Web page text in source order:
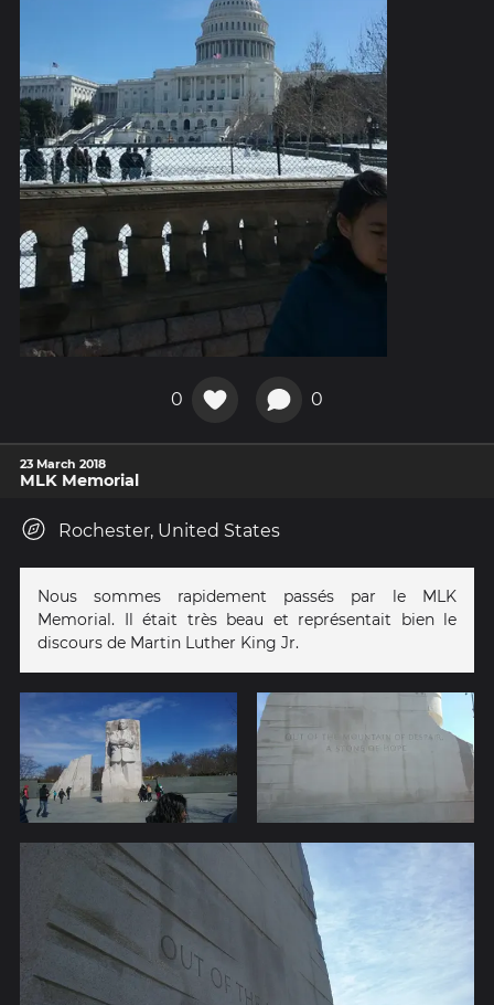
0 0
23 March 2018
MLK Memorial
Rochester, United States
Nous sommes rapidement passés par le MLK
Memorial. Il était très beau et représentait bien le
discours de Martin Luther King Jr.